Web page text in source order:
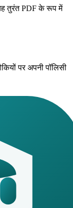
तुरंत PDF के रूप में
पर अपनी पॉलिसी